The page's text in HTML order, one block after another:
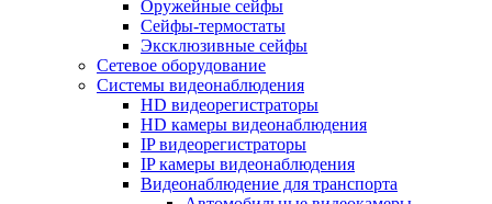
Оружейные сейфы
Сейфы-термостаты
Эксклюзивные сейфы
Сетевое оборудование
Системы видеонаблюдения
HD видеорегистраторы
HD камеры видеонаблюдения
IP видеорегистраторы
IP камеры видеонаблюдения
Видеонаблюдение для транспорта